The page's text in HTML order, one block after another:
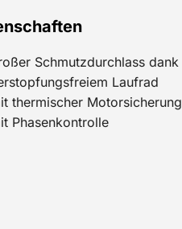
Schmutzdurchlass dank
Laufrad
thermischer Motorsicherung
Phasenkontrolle